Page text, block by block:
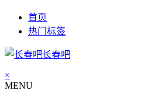
首页
热门标签
长春吧
×
MENU